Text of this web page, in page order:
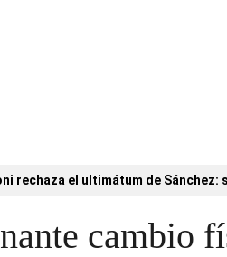
rechaza el ultimátum de
cambio